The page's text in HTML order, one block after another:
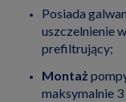
Posiada
uszczelnienie
prefiltrujący;
Montaż
maksymalnie